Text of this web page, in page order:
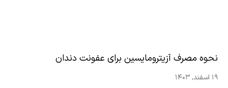
نحوه مصرف آزیترومایسین برای عفونت دندان
۱۹ اسفند, ۱۴۰۳